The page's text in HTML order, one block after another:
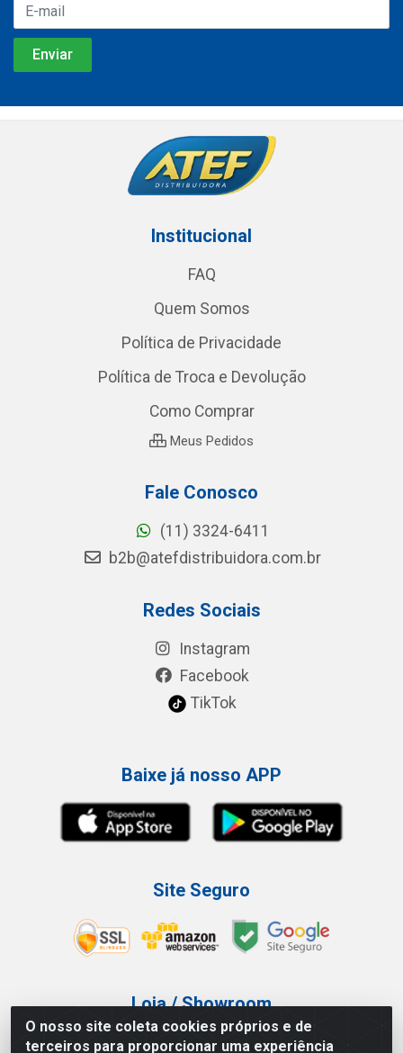
O nosso site coleta cookies próprios e de
terceiros para proporcionar uma experiência
Institucional
FAQ
Quem Somos
Política de Privacidade
Política de Troca e Devolução
Como Comprar
Meus Pedidos
Fale Conosco
(11) 3324-6411
b2b@atefdistribuidora.com.br
Redes Sociais
Instagram
Facebook
TikTok
Baixe já nosso APP
Site Seguro
Loja / Showroom
Tel.: (11) 3227-0546